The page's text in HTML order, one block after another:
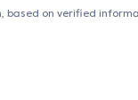
based on verified